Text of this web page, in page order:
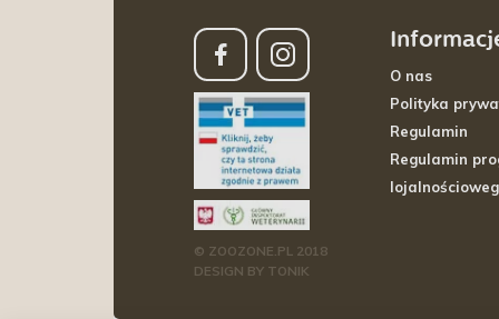
© ZOOZONE.PL 2018
DESIGN BY TONIK
O nas
Polityka
Regulamin
Regulamin